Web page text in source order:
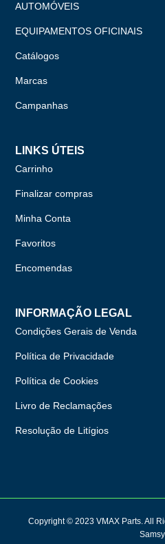
AUTOMÓVEIS
EQUIPAMENTOS OFICINAIS
Catálogos
Marcas
Campanhas
LINKS ÚTEIS
Carrinho
Finalizar compras
Minha Conta
Favoritos
Encomendas
INFORMAÇÃO LEGAL
Condições Gerais de Venda
Política de Privacidade
Política de Cookies
Livro de Reclamações
Resolução de Litígios
Copyright © 2023 VMAX Parts. All